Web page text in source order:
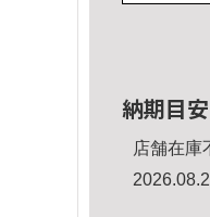
納期目安
店舗在庫